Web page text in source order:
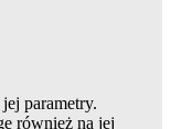
parametry.
również na jej